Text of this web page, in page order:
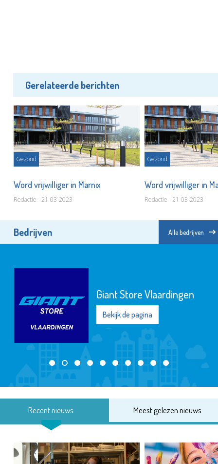
Gerelateerde berichten
Gezond
Word vrijwilliger in Marnix
Redactie - 21-03-2023
Gezond
Word vrijwilliger in
Redactie - 21-03-2023
Bedrijven Alle bedrijven
Giant Store Vlaardingen
Bekijk de pagina
Recent nieuws Meest gelezen nieuws